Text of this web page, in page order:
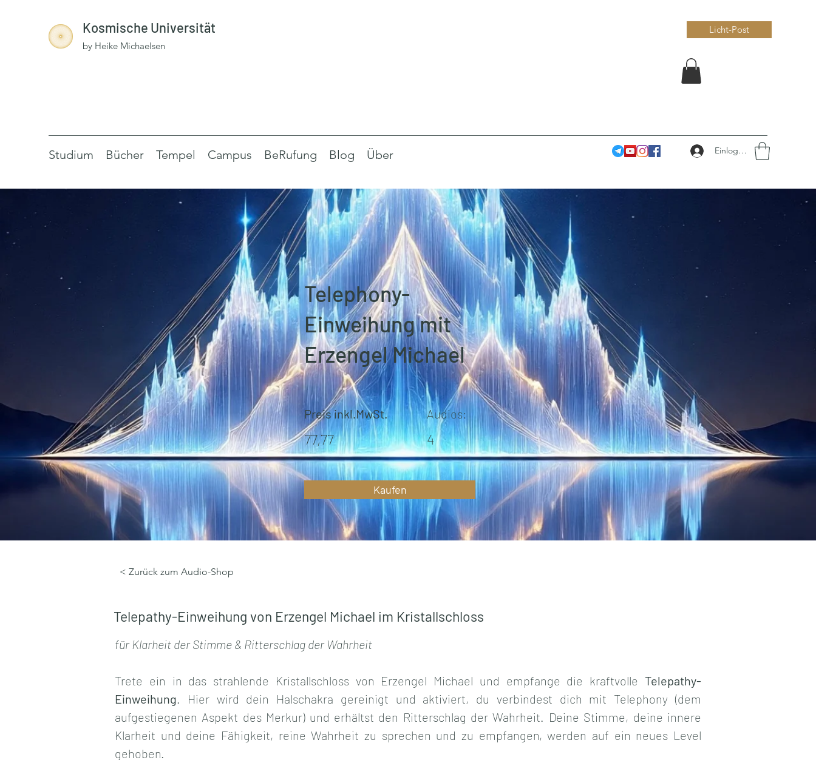
Kosmische Universität
by Heike Michaelsen
Licht-Post
Studium Bücher Tempel Campus BeRufung Blog Über Einloggen
Telephony-
Einweihung mit
Erzengel Michael
Preis inkl.MwSt.
77,77
Audios:
4
Kaufen
< Zurück zum Audio-Shop
Telepathy-Einweihung von Erzengel Michael im Kristallschloss
für Klarheit der Stimme & Ritterschlag der Wahrheit
Trete ein in das strahlende Kristallschloss von Erzengel Michael und empfange die kraftvolle Telepathy-
Einweihung. Hier wird dein Halschakra gereinigt und aktiviert, du verbindest dich mit Telephony (dem
aufgestiegenen Aspekt des Merkur) und erhältst den Ritterschlag der Wahrheit. Deine Stimme, deine innere
Klarheit und deine Fähigkeit, reine Wahrheit zu sprechen und zu empfangen, werden auf ein neues Level
gehoben.